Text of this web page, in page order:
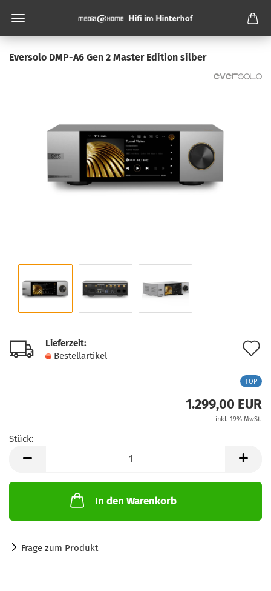
Eversolo DMP-A6 Gen 2 Master Edition silber
Lieferzeit:
Bestellartikel
TOP
1.299,00 EUR
inkl. 19% MwSt.
Stück:
In den Warenkorb
Frage zum Produkt